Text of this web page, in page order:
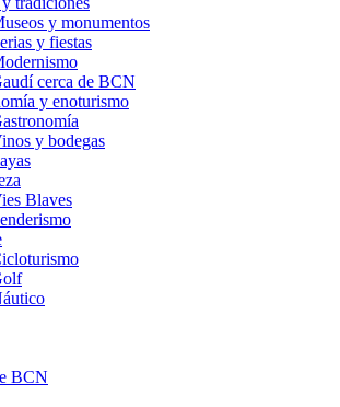
y monumentos
y fiestas
cerca de BCN
y enoturismo
y bodegas
Blaves
BCN